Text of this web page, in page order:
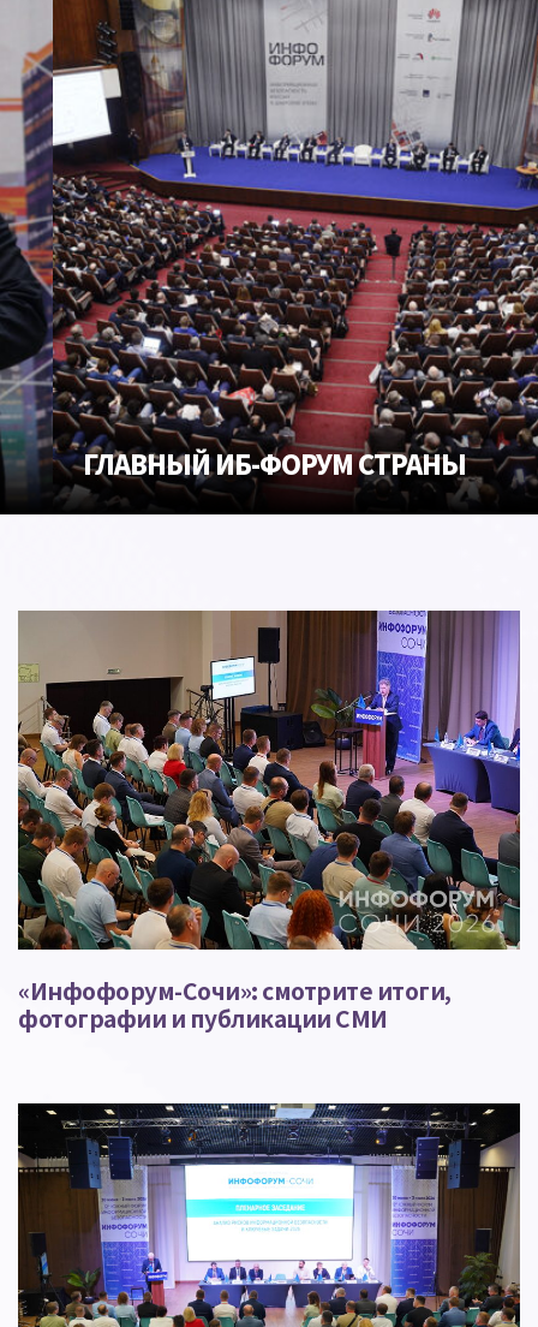
ГЛАВНЫЙ ИБ-ФОРУМ СТРАНЫ
«Инфофорум-Сочи»: смотрите итоги,
фотографии и публикации СМИ